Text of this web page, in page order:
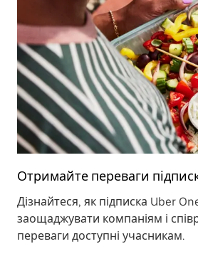
Отримайте переваги
Дізнайтеся, як підписка Uber
заощаджувати компаніям і
переваги доступні учасникам.